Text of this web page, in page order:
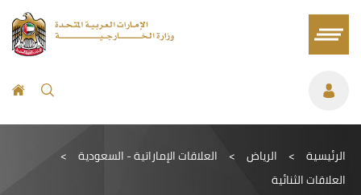
الرئيسية > الرياض > العلاقات الإماراتية - السعودية >
العلاقات الثنائية